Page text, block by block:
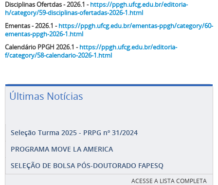
Disciplinas Ofertdas - 2026.1 -https://ppgh.ufcg.edu.br/editoria-
h/category/59-disciplinas-ofertadas-2026-1.html
Ementas - 2026.1 -https://ppgh.ufcg.edu.br/ementas-ppgh/category/60-
ementas-ppgh-2026-1.html
Calendário PPGH 2026.1 -https://ppgh.ufcg.edu.br/editoria-
f/category/58-calendario-2026-1.html
Últimas Notícias
Seleção Turma 2025 - PRPG nº 31/2024
PROGRAMA MOVE LA AMERICA
SELEÇÃO DE BOLSA PÓS-DOUTORADO FAPESQ
ACESSE A LISTA COMPLETA